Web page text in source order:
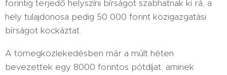
forintig terjedő helyszíni bírságot szabhatnak ki rá, a
hely tulajdonosa pedig 50 000 forint közigazgatási
bírságot kockáztat.
A tömegközlekedésben már a múlt héten
bevezettek egy 8000 forintos pótdíjat, aminek